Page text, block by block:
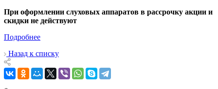
При оформлении слуховых аппаратов в рассрочку акции и
скидки не действуют
Подробнее
Назад к списку